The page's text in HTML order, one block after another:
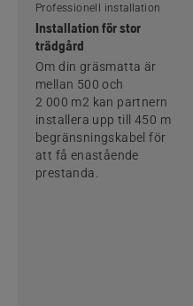
Professionell installation
Installation för stor
trädgård
Om din gräsmatta är
mellan 500 och
2 000 m2 kan partnern
installera upp till 450 m
begränsningskabel för
att få enastående
prestanda.